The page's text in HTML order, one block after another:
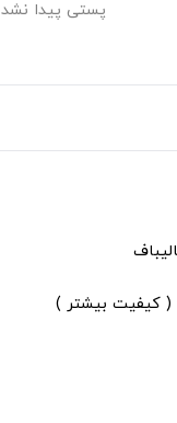
پستی پیدا نشد